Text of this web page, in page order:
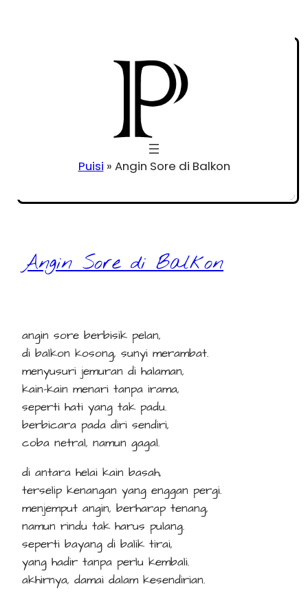
Puisi » Angin Sore di Balkon
Angin Sore di Balkon
angin sore berbisik pelan,
di balkon kosong, sunyi merambat.
menyusuri jemuran di halaman,
kain-kain menari tanpa irama,
seperti hati yang tak padu.
berbicara pada diri sendiri,
coba netral, namun gagal.
di antara helai kain basah,
terselip kenangan yang enggan pergi.
menjemput angin, berharap tenang,
namun rindu tak harus pulang.
seperti bayang di balik tirai,
yang hadir tanpa perlu kembali.
akhirnya, damai dalam kesendirian.